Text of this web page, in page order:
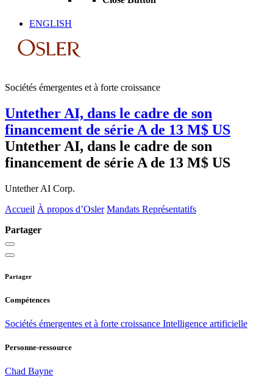
ENGLISH
Sociétés émergentes et à forte croissance
Untether AI, dans le cadre de son
financement de série A de 13 M$ US
Untether AI, dans le cadre de son
financement de série A de 13 M$ US
Untether AI Corp.
Accueil À propos d’Osler Mandats Représentatifs
Partager
Partager
Compétences
Sociétés émergentes et à forte croissance Intelligence artificielle
Personne-ressource
Chad Bayne